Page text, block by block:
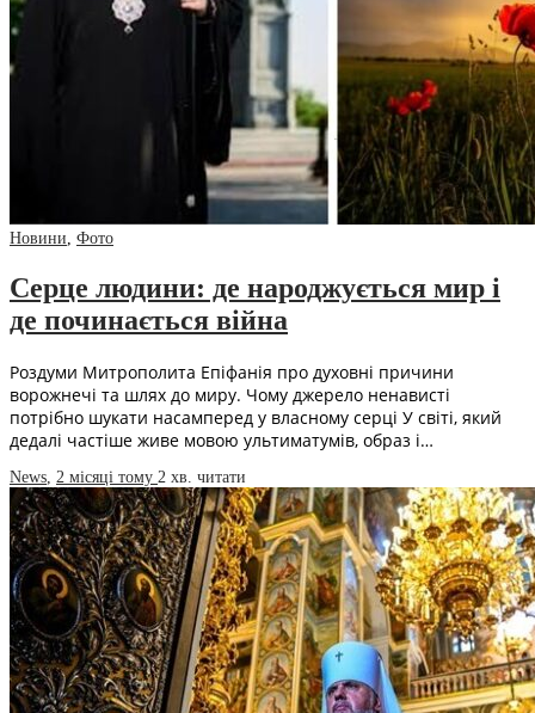
Новини Фото
Серце людини: де народжується мир і
де починається війна
Роздуми Митрополита Епіфанія про духовні причини
ворожнечі та шлях до миру. Чому джерело ненависті
потрібно шукати насамперед у власному серці У світі, який
дедалі частіше живе мовою ультиматумів, образ і…
News 2 місяці тому 2 хв. читати